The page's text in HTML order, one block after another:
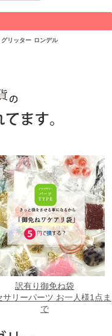
グリッター ロンデル
訳有り御免ね袋
サリーパーツ お一人様1点ま
で